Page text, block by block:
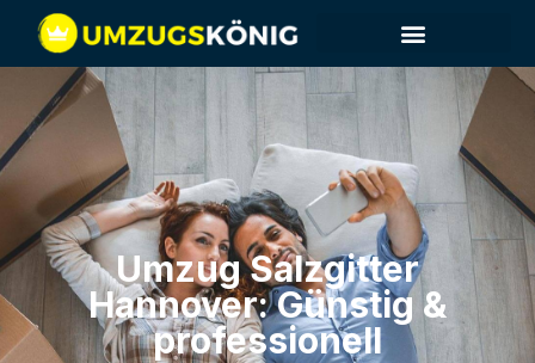
Umzug Salzgitter​
Hannover: Günstig &
professionell​